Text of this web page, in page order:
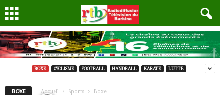
BOXE CYCLISME FOOTBALL HANDBALL KARATE LUTTE
BOXE Accueil Sports Boxe